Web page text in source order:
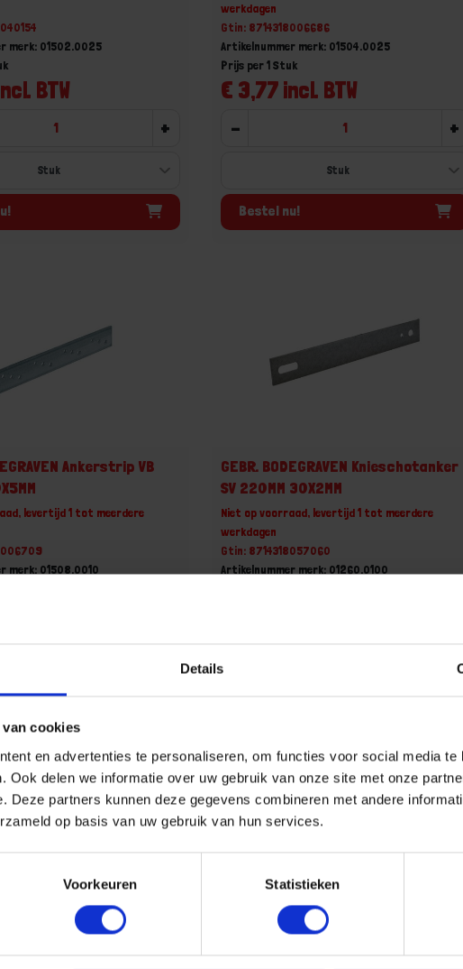
Details
cookies
en advertenties te personaliseren, om functies voor social media te
Ook delen we informatie over uw gebruik van onze site met onze
Deze partners kunnen deze gegevens combineren met andere
op basis van uw gebruik van hun services.
Voorkeuren Statistieken
merk: 01502.0025
BTW
+
werkdagen
Gtin: 8714318006686
Artikelnummer merk: 01504.0025
€ 3,77 incl. BTW
Prijs per 1 Stuk
- +
Bestel nu!
Ankerstrip VB
levertijd 1 tot meerdere
merk: 01508.0010
+
GEBR. BODEGRAVEN Knieschotanker
SV 220MM 30X2MM
Niet op voorraad, levertijd 1 tot meerdere
werkdagen
Gtin: 8714318057060
Artikelnummer merk: 01260.0100
- +